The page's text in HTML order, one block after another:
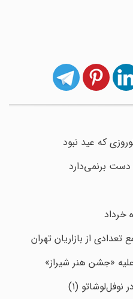
که عید نبود
برنمی‌دارد
از بازاریان تهران
«جشن هنر شیراز»
(۱)